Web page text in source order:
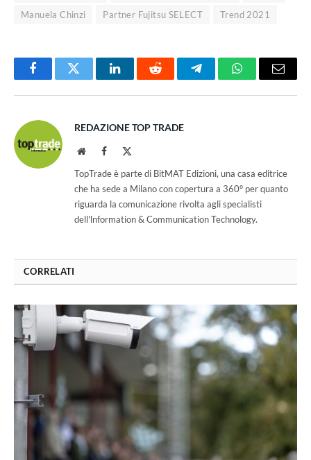
Manuela Chinzi
Partner Fujitsu SELECT Trend 2021
FacebookTwitter LinkedInReddit TelegramWhatsAppEmail
REDAZIONE TOP TRADE
WebsiteFacebook
TopTrade è parte di BitMAT Edizioni, una casa editrice
che ha sede a Milano con copertura a 360° per quanto
riguarda la comunicazione rivolta agli specialisti
dell'lnformation & Communication Technology.
CORRELATI